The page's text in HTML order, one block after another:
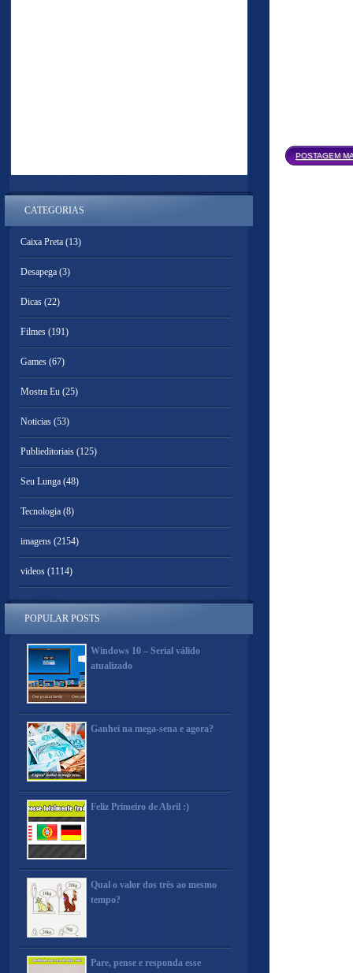
POSTAGEM
CATEGORIAS
Caixa Preta (13)
Desapega (3)
Dicas (22)
Filmes (191)
Games (67)
Mostra Eu (25)
Noticias (53)
Publieditoriais (125)
Seu Lunga (48)
Tecnologia (8)
imagens (2154)
videos (1114)
POPULAR POSTS
Windows 10 – Serial válido
atualizado
Ganhei na mega-sena e agora?
Feliz Primeiro de Abril :)
Qual o valor dos três ao mesmo
tempo?
Pare, pense e responda esse